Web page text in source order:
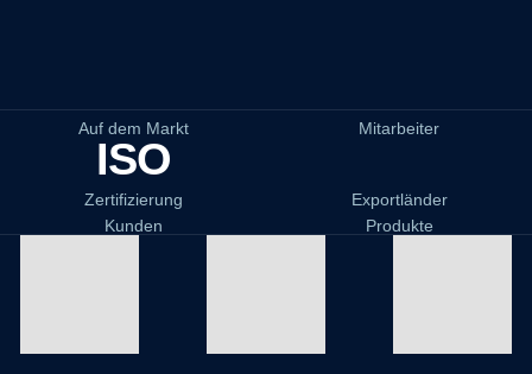
Auf dem Markt Mitarbeiter
ISO
Zertifizierung
Exportländer
Kunden
Produkte